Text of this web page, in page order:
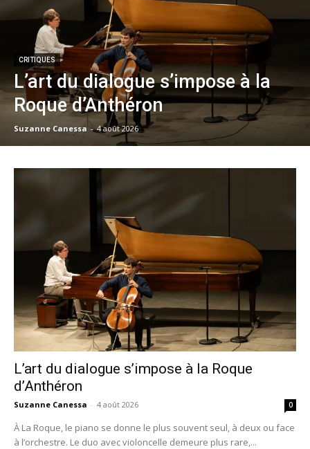
CRITIQUES
L’art du dialogue s’impose à la
Roque d’Anthéron
Suzanne Canessa - 4 août 2026
L’art du dialogue s’impose à la Roque
d’Anthéron
Suzanne Canessa - 4 août 2026 0
À La Roque, le piano se donne le plus souvent seul, à deux ou face
à l’orchestre. Le duo avec violoncelle demeure plus rare,...